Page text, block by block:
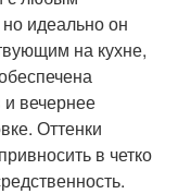
идеально он
на кухне,
и вечернее
Оттенки
в четко